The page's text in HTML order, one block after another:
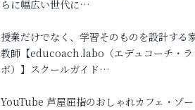
らに幅広い世代に…
授業だけでなく、学習そのものを設計する
教師【educoach.labo（エデュコーチ・ラ
ボ）】スクールガイド…
YouTube 芦屋屈指のおしゃれカフェ・ゾ